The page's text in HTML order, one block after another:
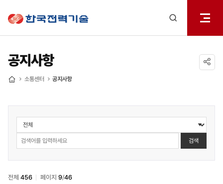
열기
공지사항
소통센터 공지사항
소통센터
>
공지사항
검색
검색
전체 456 페이지 9/46